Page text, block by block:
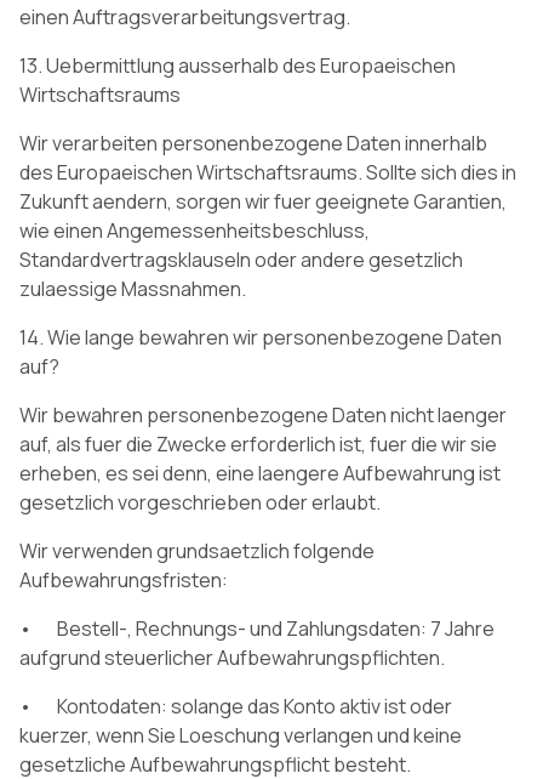
einen Auftragsverarbeitungsvertrag.
13. Uebermittlung ausserhalb des Europaeischen
Wirtschaftsraums
Wir verarbeiten personenbezogene Daten innerhalb
des Europaeischen Wirtschaftsraums. Sollte sich dies in
Zukunft aendern, sorgen wir fuer geeignete Garantien,
wie einen Angemessenheitsbeschluss,
Standardvertragsklauseln oder andere gesetzlich
zulaessige Massnahmen.
14. Wie lange bewahren wir personenbezogene Daten
auf?
Wir bewahren personenbezogene Daten nicht laenger
auf, als fuer die Zwecke erforderlich ist, fuer die wir sie
erheben, es sei denn, eine laengere Aufbewahrung ist
gesetzlich vorgeschrieben oder erlaubt.
Wir verwenden grundsaetzlich folgende
Aufbewahrungsfristen:
• Bestell-, Rechnungs- und Zahlungsdaten: 7 Jahre
aufgrund steuerlicher Aufbewahrungspflichten.
• Kontodaten: solange das Konto aktiv ist oder
kuerzer, wenn Sie Loeschung verlangen und keine
gesetzliche Aufbewahrungspflicht besteht.